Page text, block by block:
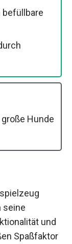
befüllbare
Hunde
seine
und
Spaßfaktor